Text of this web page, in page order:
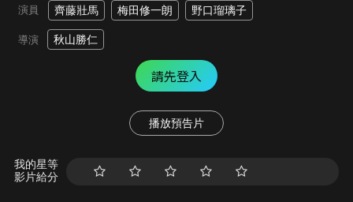
演員 齊藤壯馬 梅田修一朗 野口瑠璃子
導演 秋山勝仁
請先登入
播放預告片
我的星等
影片給分